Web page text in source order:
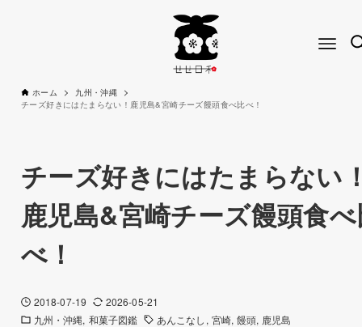
ホーム
九州・沖縄
チーズ好きにはたまらない！鹿児島&宮崎チーズ饅頭食べ比べ！
チーズ好きにはたまらない
鹿児島&宮崎チーズ饅頭食
べ！
2018-07-19
2026-05-21
九州・沖縄 和菓子図鑑 あんこなし 宮崎 饅頭 鹿児島